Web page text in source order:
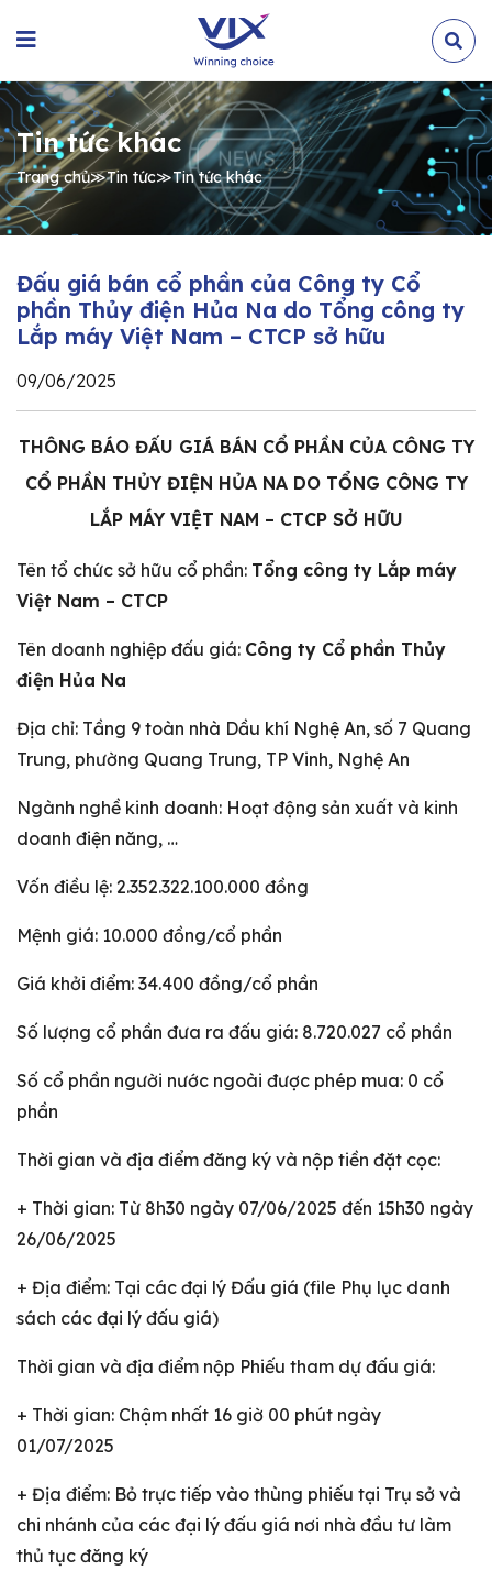
Tin tức khác
Trang chủ≫Tin tức≫Tin tức khác
Đấu giá bán cổ phần của Công ty Cổ
phần Thủy điện Hủa Na do Tổng công ty
Lắp máy Việt Nam – CTCP sở hữu
09/06/2025
THÔNG BÁO ĐẤU GIÁ BÁN CỔ PHẦN CỦA CÔNG TY
CỔ PHẦN THỦY ĐIỆN HỦA NA DO TỔNG CÔNG TY
LẮP MÁY VIỆT NAM – CTCP SỞ HỮU
Tên tổ chức sở hữu cổ phần: Tổng công ty Lắp máy
Việt Nam – CTCP
Tên doanh nghiệp đấu giá: Công ty Cổ phần Thủy
điện Hủa Na
Địa chỉ: Tầng 9 toàn nhà Dầu khí Nghệ An, số 7 Quang
Trung, phường Quang Trung, TP Vinh, Nghệ An
Ngành nghề kinh doanh: Hoạt động sản xuất và kinh
doanh điện năng, …
Vốn điều lệ: 2.352.322.100.000 đồng
Mệnh giá: 10.000 đồng/cổ phần
Giá khởi điểm: 34.400 đồng/cổ phần
Số lượng cổ phần đưa ra đấu giá: 8.720.027 cổ phần
Số cổ phần người nước ngoài được phép mua: 0 cổ
phần
Thời gian và địa điểm đăng ký và nộp tiền đặt cọc:
+ Thời gian: Từ 8h30 ngày 07/06/2025 đến 15h30 ngày
26/06/2025
+ Địa điểm: Tại các đại lý Đấu giá (file Phụ lục danh
sách các đại lý đấu giá)
Thời gian và địa điểm nộp Phiếu tham dự đấu giá:
+ Thời gian: Chậm nhất 16 giờ 00 phút ngày
01/07/2025
+ Địa điểm: Bỏ trực tiếp vào thùng phiếu tại Trụ sở và
chi nhánh của các đại lý đấu giá nơi nhà đầu tư làm
thủ tục đăng ký